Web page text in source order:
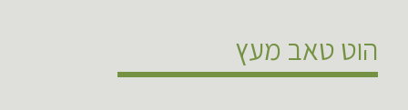
הוט טאב מעץ